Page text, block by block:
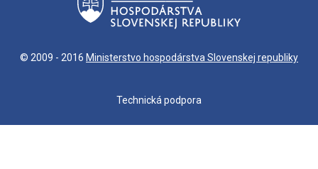
© 2009 - 2016 Ministerstvo hospodárstva Slovenskej republiky
Technická podpora